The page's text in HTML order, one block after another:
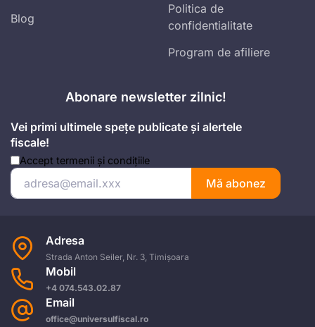
Blog
Politica de
confidentialitate
Program de afiliere
Abonare newsletter zilnic!
Vei primi ultimele spețe publicate și alertele
fiscale!
Accept termenii și condițiile
Mă abonez
Adresa
Strada Anton Seiler, Nr. 3, Timișoara
Mobil
+4 074.543.02.87
Email
office@universulfiscal.ro